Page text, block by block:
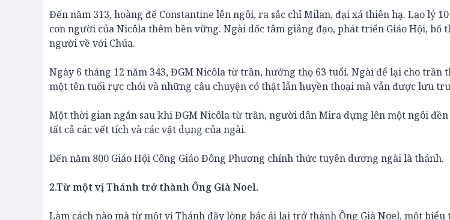
Đến năm 313, hoàng đế Constantine lên ngôi, ra sắc chỉ Milan, đại xá thiên hạ. Lao lý
con người của Nicôla thêm bền vững. Ngài dốc tâm giảng đạo, phát triển Giáo Hội, bố
người về với Chúa.
Ngày 6 tháng 12 năm 343, ĐGM Nicôla từ trần, hưởng thọ 63 tuổi. Ngài để lại cho trần
một tên tuổi rực chói và những câu chuyện có thật lẫn huyền thoại mà vẫn được lưu
Một thời gian ngắn sau khi ĐGM Nicôla từ trần, người dân Mira dựng lên một ngôi
tất cả các vết tích và các vật dụng của ngài.
Ðến năm 800 Giáo Hội Công Giáo Đông Phương chính thức tuyên dương ngài là thánh.
2.Từ một vị Thánh trở thành Ông Già Noel.
Làm cách nào mà từ một vị Thánh đầy lòng bác ái lại trở thành Ông Già Noel, một